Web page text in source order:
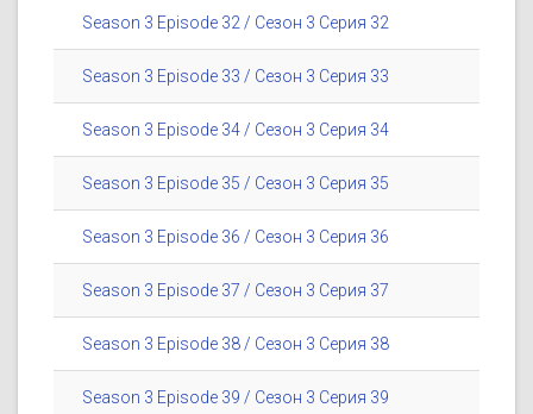
Season 3 Episode 32 / Сезон 3 Серия 32
Season 3 Episode 33 / Сезон 3 Серия 33
Season 3 Episode 34 / Сезон 3 Серия 34
Season 3 Episode 35 / Сезон 3 Серия 35
Season 3 Episode 36 / Сезон 3 Серия 36
Season 3 Episode 37 / Сезон 3 Серия 37
Season 3 Episode 38 / Сезон 3 Серия 38
Season 3 Episode 39 / Сезон 3 Серия 39